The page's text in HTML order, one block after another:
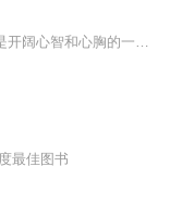
最佳图书